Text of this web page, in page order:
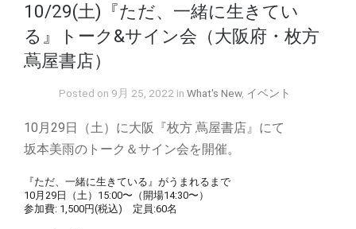
10/29(土)『ただ、一緒に生きてい
る』トーク&サイン会（大阪府・枚方
蔦屋書店）
Posted on 9月 25, 2022 inWhat's New, イベント
10月29日（土）に大阪『枚方 蔦屋書店』にて
坂本美雨のトーク＆サイン会を開催。
『ただ、一緒に生きている』がうまれるまで
10月29日（土）15:00〜（開場14:30〜）
参加費: 1,500円(税込) 定員:60名